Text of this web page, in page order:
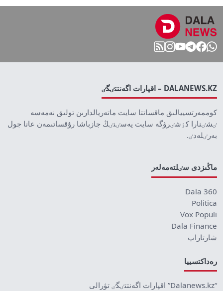
DALANEWS.KZ – اقپارات اگەنتتٸگٸ
كوممەرتسييالىق ماقساتتا سايت ماتەريالدارىن تولىق نەمەسە
ٸشٸنارا كٶشٸرۋگە سايت يەسٸنٸڭ جازباشا رۇقساتىمەن عانا جول
بەرٸلەدٸ.
ماڭىزدى سٸلتەمەلەر
Dala 360
Politica
Vox Populi
Dala Finance
شارتاراپ
رەداكتسييا
“Dalanews.kz” اقپارات اگەنتتٸگٸ تۋرالى